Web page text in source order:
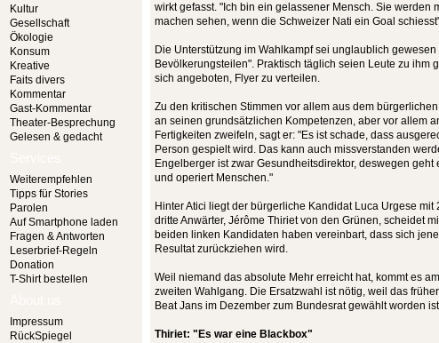
Kultur
Gesellschaft
Ökologie
Konsum
Kreative
Faits divers
Kommentar
Gast-Kommentar
Theater-Besprechung
Gelesen & gedacht
Weiterempfehlen
Tipps für Stories
Parolen
Auf Smartphone laden
Fragen & Antworten
Leserbrief-Regeln
Donation
T-Shirt bestellen
Impressum
RückSpiegel
wirkt gefasst. "Ich bin ein gelassener Mensch. Sie werden
machen sehen, wenn die Schweizer Nati ein Goal
Die Unterstützung im Wahlkampf sei unglaublich
Bevölkerungsteilen". Praktisch täglich seien Leute zu ihm
sich angeboten, Flyer zu verteilen.
Zu den kritischen Stimmen vor allem aus dem
an seinen grundsätzlichen Kompetenzen, aber vor allem
Fertigkeiten zweifeln, sagt er: "Es ist schade, dass
Person gespielt wird. Das kann auch missverstanden
Engelberger ist zwar Gesundheitsdirektor, deswegen geht
und operiert Menschen."
Hinter Atici liegt der bürgerliche Kandidat Luca Urgese mit
dritte Anwärter, Jérôme Thiriet von den Grünen, scheidet
beiden linken Kandidaten haben vereinbart, dass sich
Resultat zurückziehen wird.
Weil niemand das absolute Mehr erreicht hat, kommt es
zweiten Wahlgang. Die Ersatzwahl ist nötig, weil das
Beat Jans im Dezember zum Bundesrat gewählt worden
Thiriet: "Es war eine Blackbox"